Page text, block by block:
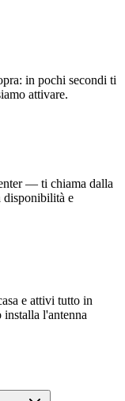
in pochi secondi ti
attivare.
— ti chiama dalla
disponibilità e
e attivi tutto in
l'antenna